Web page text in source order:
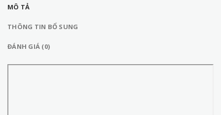
MÔ TẢ
THÔNG TIN BỔ SUNG
ĐÁNH GIÁ (0)